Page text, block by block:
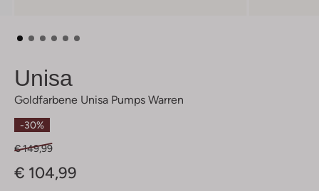
Unisa
Goldfarbene Unisa Pumps Warren
-30%
€ 149,99
€ 104,99